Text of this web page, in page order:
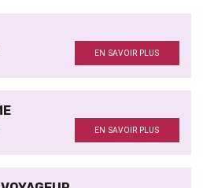
EN SAVOIR PLUS
EN SAVOIR PLUS